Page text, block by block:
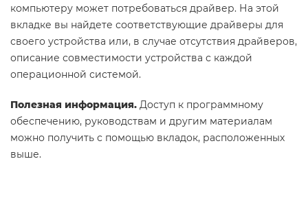
компьютеру может потребоваться драйвер. На этой
вкладке вы найдете соответствующие драйверы для
своего устройства или, в случае отсутствия драйверов,
описание совместимости устройства с каждой
операционной системой.
Полезная информация. Доступ к программному
обеспечению, руководствам и другим материалам
можно получить с помощью вкладок, расположенных
выше.